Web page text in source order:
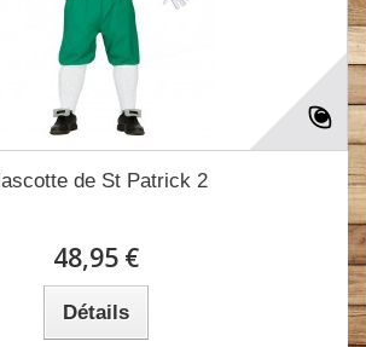
de St Patrick 2
48,95 €
Détails